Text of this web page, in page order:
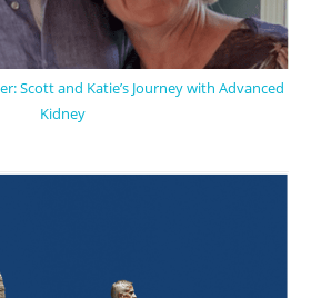
Scott and Katie’s Journey with Advanced
Kidney